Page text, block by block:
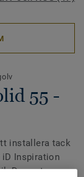
55 -
installera tack
Inspiration
Den extra